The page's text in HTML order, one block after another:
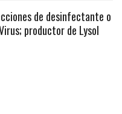
de desinfectante o
productor de Lysol